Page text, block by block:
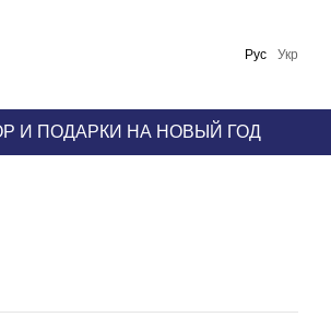
Укр
Рус
И ПОДАРКИ НА НОВЫЙ ГОД